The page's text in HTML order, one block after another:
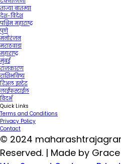
ताज्या बातम्या
देश-विदेश
पश्चिम महाराष्ट्र
पुणे
मनोरंजन
मराठवाडा
महाराष्ट्र
मुंबई
राजकारण
राशिभविष्य
रिअल इस्टेट
लाईफस्टाईल
विदर्भ
Quick Links
Terms and Conditions
Privacy Policy
Contact
© 2024
Reserved. | Made by